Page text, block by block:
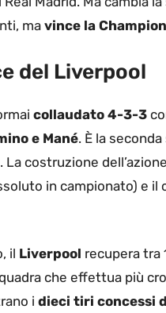
ma vince la
del Liverpool
collaudato 4-3-3
e Mané. È la
costruzione
in campionato) e il
il Liverpool recupera tra
che effettua più
i dieci tiri concessi